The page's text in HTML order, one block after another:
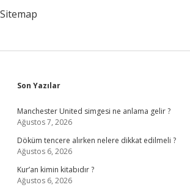
Sitemap
Sidebar
Son Yazılar
Manchester United simgesi ne anlama gelir ?
Ağustos 7, 2026
Döküm tencere alırken nelere dikkat edilmeli ?
Ağustos 6, 2026
Kur’an kimin kitabıdır ?
Ağustos 6, 2026